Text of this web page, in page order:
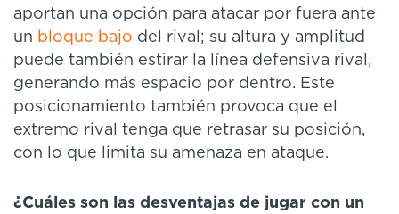
aportan una opción para atacar por fuera ante
un bloque bajo del rival; su altura y amplitud
puede también estirar la línea defensiva rival,
generando más espacio por dentro. Este
posicionamiento también provoca que el
extremo rival tenga que retrasar su posición,
con lo que limita su amenaza en ataque.
¿Cuáles son las desventajas de jugar con un